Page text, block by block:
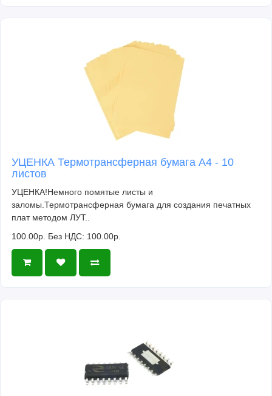
УЦЕНКА Термотрансферная бумага А4 - 10
листов
УЦЕНКА!Немного помятые листы и
заломы.Термотрансферная бумага для создания печатных
плат методом ЛУТ..
100.00р. Без НДС: 100.00р.